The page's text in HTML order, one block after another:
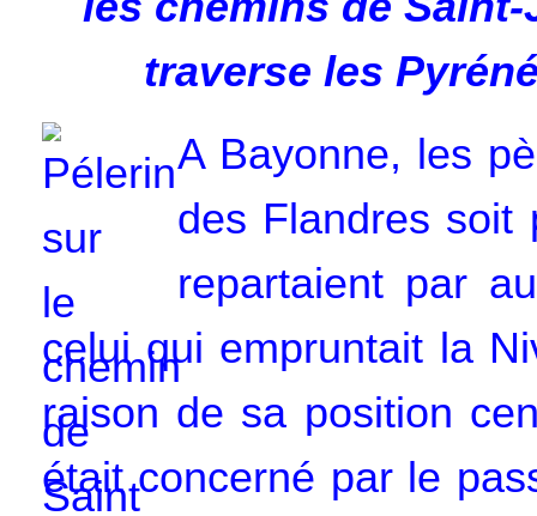
traverse les
A Bayonne, les
des Flandres soit
repartaient par
celui qui empruntait la
raison de sa position
était concerné par le